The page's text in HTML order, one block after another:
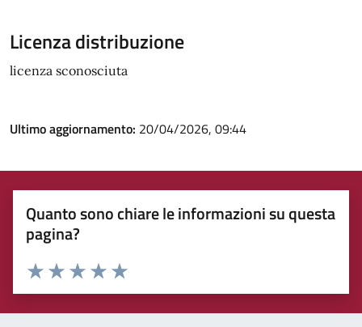
Licenza distribuzione
licenza sconosciuta
Ultimo aggiornamento: 20/04/2026, 09:44
Quanto sono chiare le informazioni su questa
pagina?
Rating:
Valuta 5 stelle su 5
Valuta 4 stelle su 5
Valuta 3 stelle su 5
Valuta 2 stelle su 5
Valuta 1 stelle su 5